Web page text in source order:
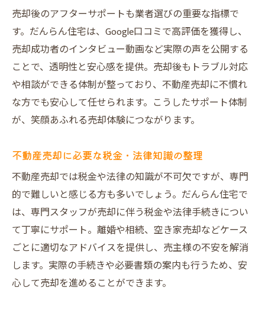
売却後のアフターサポートも業者選びの重要な指標で
す。だんらん住宅は、Google口コミで高評価を獲得し、
売却成功者のインタビュー動画など実際の声を公開する
ことで、透明性と安心感を提供。売却後もトラブル対応
や相談ができる体制が整っており、不動産売却に不慣れ
な方でも安心して任せられます。こうしたサポート体制
が、笑顔あふれる売却体験につながります。
不動産売却に必要な税金・法律知識の整理
不動産売却では税金や法律の知識が不可欠ですが、専門
的で難しいと感じる方も多いでしょう。だんらん住宅で
は、専門スタッフが売却に伴う税金や法律手続きについ
て丁寧にサポート。離婚や相続、空き家売却などケース
ごとに適切なアドバイスを提供し、売主様の不安を解消
します。実際の手続きや必要書類の案内も行うため、安
心して売却を進めることができます。